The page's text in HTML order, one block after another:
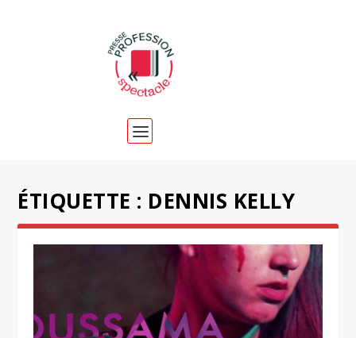
ÉTIQUETTE : DENNIS KELLY